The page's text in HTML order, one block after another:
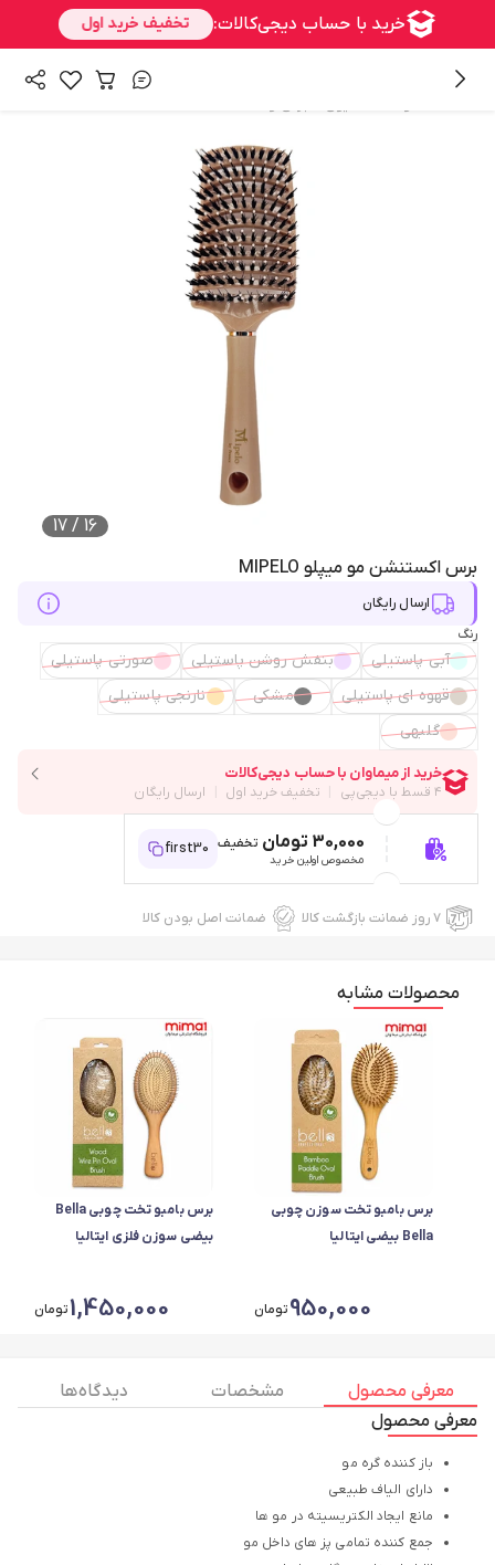
16
/
17
برس اکستنشن مو میپلو MIPELO
ارسال رایگان
رنگ
آبی پاستیلی بنفش روشن پاستیلی
صورتی پاستیلی
قهوه ای پاستیلی
مشکی
نارنجی پاستیلی
گلبهی
30,000 تومان تخفیف
مخصوص اولین خرید
first30
۷ روز ضمانت بازگشت کالا ضمانت اصل بودن کالا
محصولات مشابه
برس بامبو تخت سوزن چوبی
Bella بیضی ایتالیا
950,000تومان
برس بامبو تخت چوبی Bella
بیضی سوزن فلزی ایتالیا
1,450,000تومان
معرفی محصول مشخصات
دیدگاه ها
معرفی محصول
باز کننده گره مو
دارای الیاف طبیعی
مانع ایجاد الکتریسیته در مو ها
جمع کننده تمامی پز های داخل مو